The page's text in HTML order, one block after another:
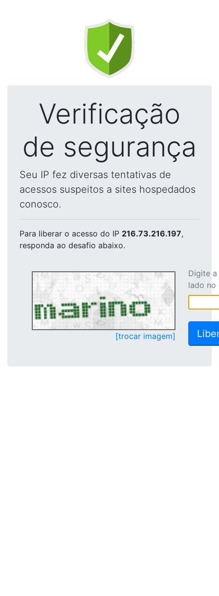
Verificação
de segurança
Seu IP fez diversas tentativas de
acessos suspeitos a sites hospedados
conosco.
Para liberar o acesso do IP 216.73.216.197,
responda ao desafio abaixo.
[trocar imagem]
Digite
lado no